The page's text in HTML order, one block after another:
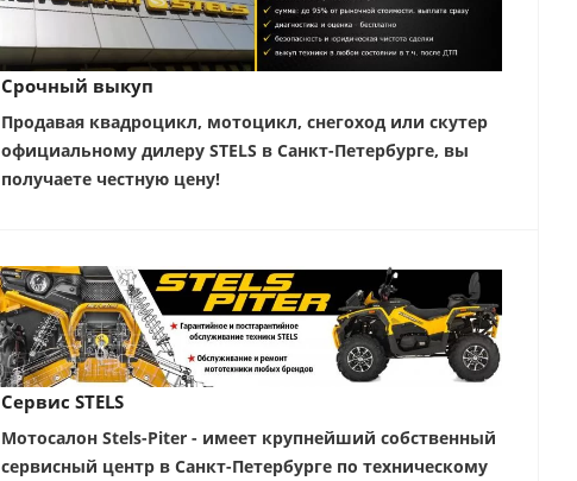
Срочный выкуп
Продавая квадроцикл, мотоцикл, снегоход или скутер
официальному дилеру STELS в Санкт-Петербурге, вы
получаете честную цену!
Сервис STELS
Мотосалон Stels-Piter - имеет крупнейший собственный
сервисный центр в Санкт-Петербурге по техническому